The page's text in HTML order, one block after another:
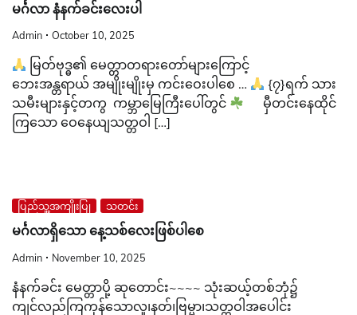
မင်္ဂလာ နံနက်ခင်းလေးပါ
Admin October 10, 2025
မြတ်ဗုဒ္ဓ၏ မေတ္တာတရားတော်များကြောင့်
ဘေးအန္တရာယ် အမျိုးမျိုးမှ ကင်းဝေးပါစေ …
{၇}ရက် သား
သမီးများနှင့်တကွ ကမ္ဘာမြေကြီးပေါ်တွင်
မှီတင်းနေထိုင်
ကြသော ဝေနေယျသတ္တဝါ […]
ပြည်သူ့အကျိုးပြု သတင်း
မင်္ဂလာရှိသော နေ့သစ်လေးဖြစ်ပါစေ
Admin November 10, 2025
နံနက်ခင်း မေတ္တာပို့ ဆုတောင်း~~~~ သုံးဆယ့်တစ်ဘုံ၌
ကျင်လည်ကြကုန်သောလူ၊နတ်၊ဗြမ္မာ၊သတ္တဝါအပေါင်း